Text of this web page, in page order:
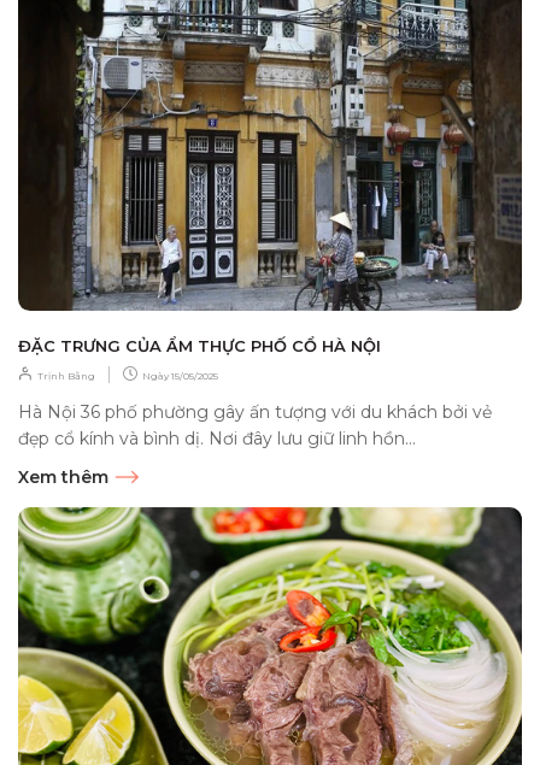
ĐẶC TRƯNG CỦA ẨM THỰC PHỐ CỔ HÀ NỘI
Trịnh Bằng | Ngày 15/05/2025
Hà Nội 36 phố phường gây ấn tượng với du khách bởi vẻ
đẹp cổ kính và bình dị. Nơi đây lưu giữ linh hồn...
Xem thêm